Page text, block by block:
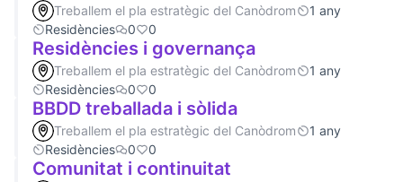
Treballem el pla estratègic del Canòdrom
1 any
Residències
0 0
Residències i governança
Treballem el pla estratègic del Canòdrom
1 any
Residències
0 0
BBDD treballada i sòlida
Treballem el pla estratègic del Canòdrom
1 any
Residències
0 0
Comunitat i continuitat